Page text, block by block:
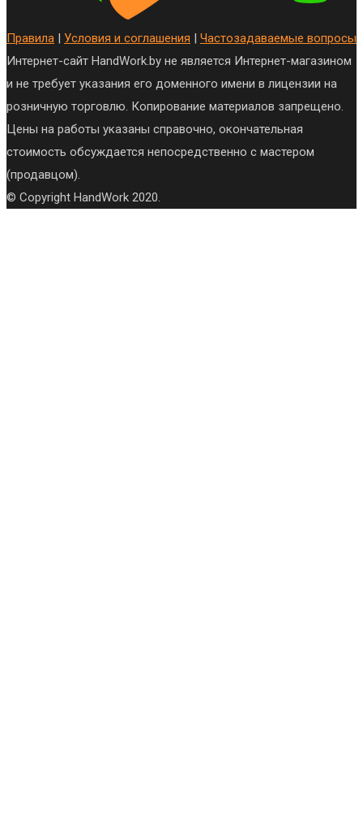
Правила | Условия и соглашения | Частозадаваемые вопросы
Интернет-сайт HandWork.by не является Интернет-магазином
и не требует указания его доменного имени в лицензии на
розничную торговлю. Копирование материалов запрещено.
Цены на работы указаны справочно, окончательная
стоимость обсуждается непосредственно с мастером
(продавцом).
© Copyright HandWork 2020.